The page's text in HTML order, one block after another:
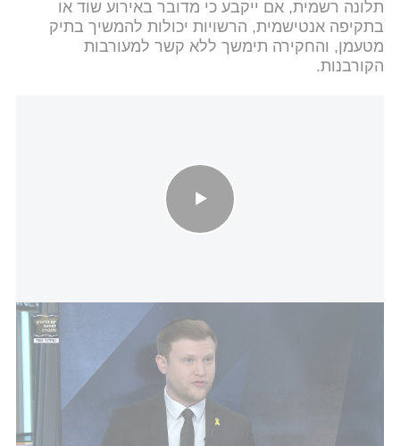
תלונה רשמית, אם ייקבע כי מדובר באירוע שוד או
בתקיפה אנטישמית, הרשויות יכולות להמשיך בתיק
מטעמן, והחקירה תימשך ללא קשר למעורבות
הקורבנות.
מחקר חדש: נרשם ירידה מתונה בנתוני האנטישמיות בעולם - למרות
המגמה, זינוק חד באיטליה ואוסטרליה
גל האנטישמיות באירופה לא פוסח על איטליה, בה
יהודים מתמודדים עם גל של עוינות והתקפות ממוקדות,
כולל ונדליזם של ציורי קיר ועסקים, כמו גם תקיפות
פיזיות. מנהיגי הקהילה מזהירים כי אירועים כאלה
הופכים תכופים יותר ויותר על רקע מתחים גוברים